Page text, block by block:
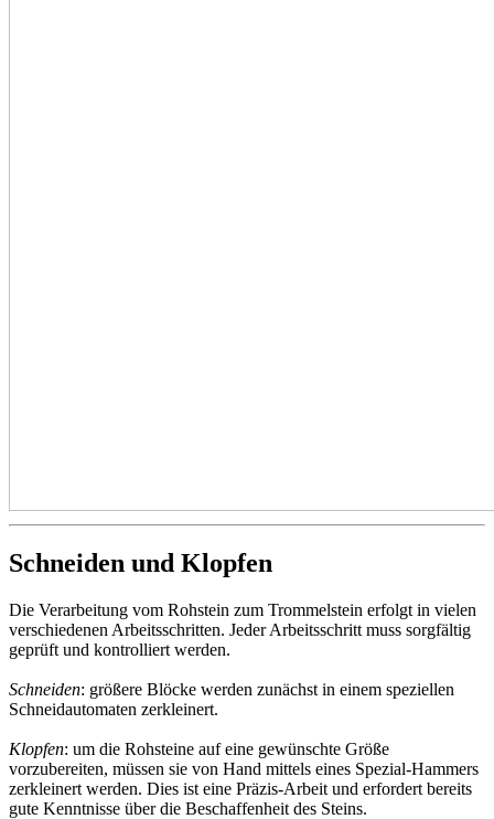
Schneiden und Klopfen
Die Verarbeitung vom Rohstein zum Trommelstein erfolgt in vielen
verschiedenen Arbeitsschritten. Jeder Arbeitsschritt muss sorgfältig
geprüft und kontrolliert werden.
Schneiden: größere Blöcke werden zunächst in einem speziellen
Schneidautomaten zerkleinert.
Klopfen: um die Rohsteine auf eine gewünschte Größe
vorzubereiten, müssen sie von Hand mittels eines Spezial-Hammers
zerkleinert werden. Dies ist eine Präzis-Arbeit und erfordert bereits
gute Kenntnisse über die Beschaffenheit des Steins.